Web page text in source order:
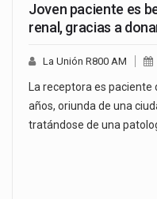
Joven paciente es
renal, gracias a
La Unión R800 AM
La receptora es
años, oriunda de una
tratándose de una